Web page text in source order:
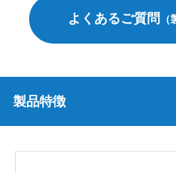
よくあるご質問
製品特徴